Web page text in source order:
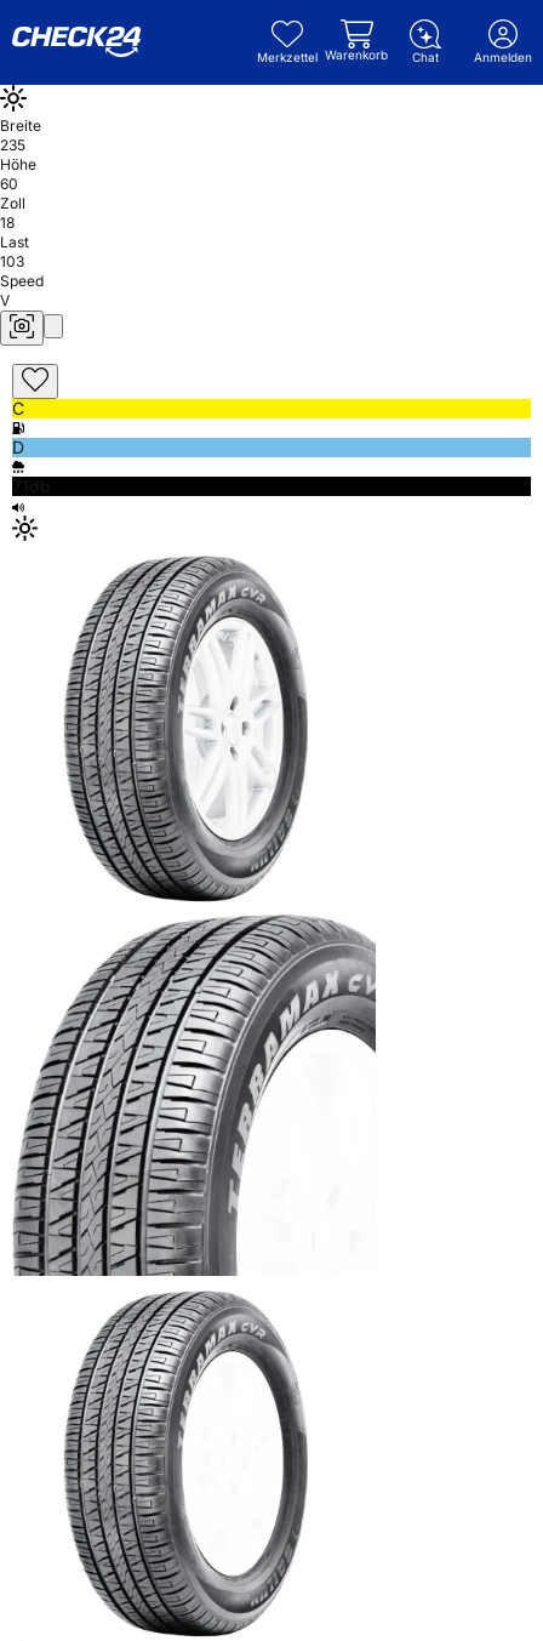
Merkzettel Warenkorb Chat Anmelden
Breite
235
Höhe
60
Zoll
18
Last
103
Speed
V
C
D
71db